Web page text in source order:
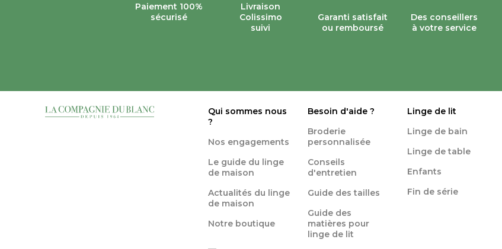
Paiement 100%
sécurisé
Livraison
Colissimo
suivi
Garanti satisfait
ou remboursé
Des conseillers
à votre service
Qui sommes nous
?
Nos engagements
Le guide du linge
de maison
Actualités du linge
de maison
Notre boutique
Besoin d'aide ?
Broderie
personnalisée
Conseils
d'entretien
Guide des tailles
Guide des
matières pour
linge de lit
Linge de lit
Linge de bain
Linge de table
Enfants
Fin de série